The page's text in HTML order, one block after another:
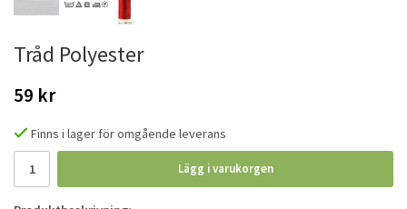
Tråd Polyester
59 kr
Finns i lager för omgående leverans
Lägg i varukorgen